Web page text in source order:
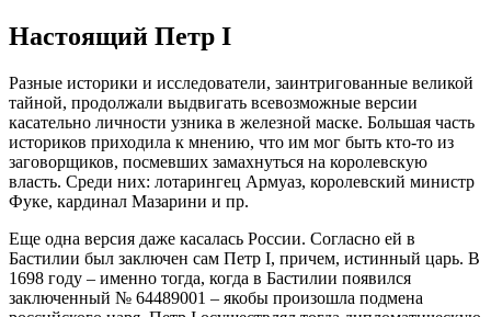
Настоящий Петр I
Разные историки и исследователи, заинтригованные великой
тайной, продолжали выдвигать всевозможные версии
касательно личности узника в железной маске. Большая часть
историков приходила к мнению, что им мог быть кто-то из
заговорщиков, посмевших замахнуться на королевскую
власть. Среди них: лотарингец Армуаз, королевский министр
Фуке, кардинал Мазарини и пр.
Еще одна версия даже касалась России. Согласно ей в
Бастилии был заключен сам Петр I, причем, истинный царь. В
1698 году – именно тогда, когда в Бастилии появился
заключенный № 64489001 – якобы произошла подмена